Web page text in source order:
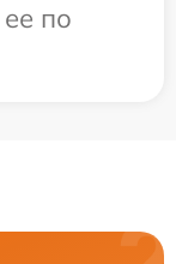
по